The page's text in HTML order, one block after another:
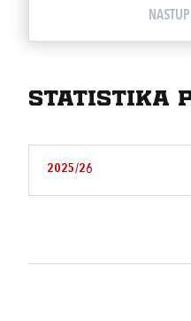
NASTUPI
Statistika
2025/26